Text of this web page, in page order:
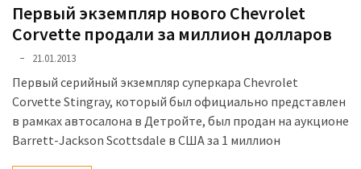
Первый экземпляр нового Chevrolet
Corvette продали за миллион долларов
21.01.2013
Первый серийный экземпляр суперкара Chevrolet
Corvette Stingray, который был официально представлен
в рамках автосалона в Детройте, был продан на аукционе
Barrett-Jackson Scottsdale в США за 1 миллион